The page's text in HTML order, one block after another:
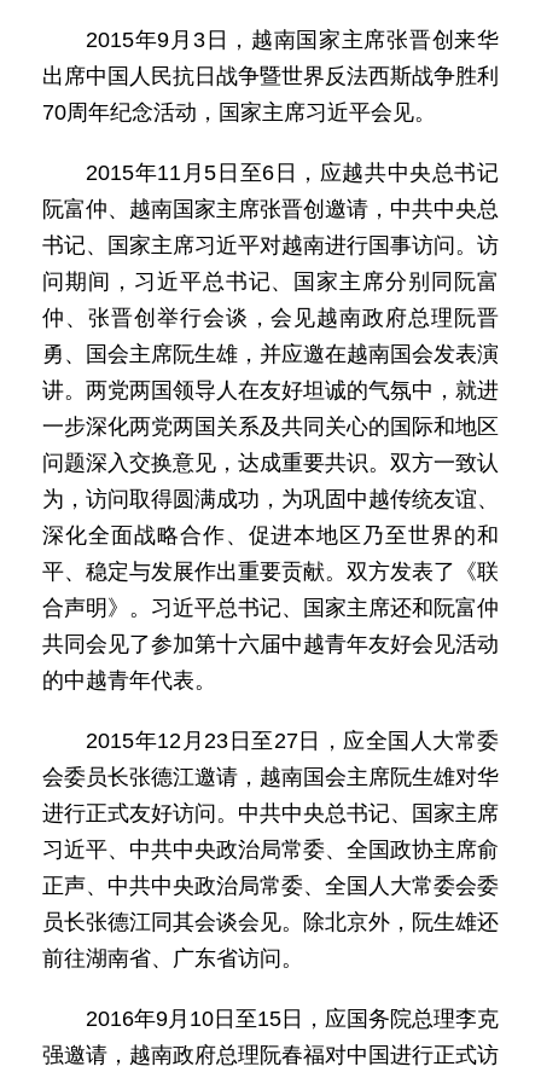
2015年9月3日，越南国家主席张晋创来华
出席中国人民抗日战争暨世界反法西斯战争胜利
70周年纪念活动，国家主席习近平会见。
2015年11月5日至6日，应越共中央总书记
阮富仲、越南国家主席张晋创邀请，中共中央总
书记、国家主席习近平对越南进行国事访问。访
问期间，习近平总书记、国家主席分别同阮富
仲、张晋创举行会谈，会见越南政府总理阮晋
勇、国会主席阮生雄，并应邀在越南国会发表演
讲。两党两国领导人在友好坦诚的气氛中，就进
一步深化两党两国关系及共同关心的国际和地区
问题深入交换意见，达成重要共识。双方一致认
为，访问取得圆满成功，为巩固中越传统友谊、
深化全面战略合作、促进本地区乃至世界的和
平、稳定与发展作出重要贡献。双方发表了《联
合声明》。习近平总书记、国家主席还和阮富仲
共同会见了参加第十六届中越青年友好会见活动
的中越青年代表。
2015年12月23日至27日，应全国人大常委
会委员长张德江邀请，越南国会主席阮生雄对华
进行正式友好访问。中共中央总书记、国家主席
习近平、中共中央政治局常委、全国政协主席俞
正声、中共中央政治局常委、全国人大常委会委
员长张德江同其会谈会见。除北京外，阮生雄还
前往湖南省、广东省访问。
2016年9月10日至15日，应国务院总理李克
强邀请，越南政府总理阮春福对中国进行正式访